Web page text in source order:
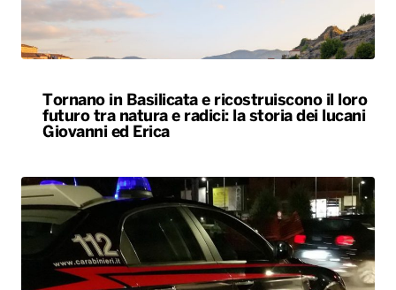
Tornano in Basilicata e ricostruiscono il loro
futuro tra natura e radici: la storia dei lucani
Giovanni ed Erica